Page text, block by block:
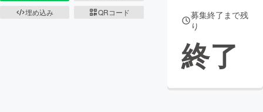
埋め込み
QRコード
募集終了まで残
り
終了